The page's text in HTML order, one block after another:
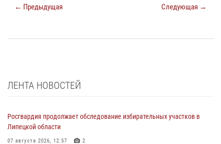
← Предыдущая Следующая →
ЛЕНТА НОВОСТЕЙ
Росгвардия продолжает обследование избирательных участков в
Липецкой области
07 августа 2026, 12:57 2